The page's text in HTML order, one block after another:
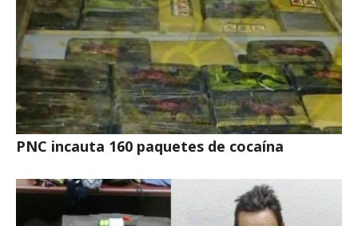
PNC incauta 160 paquetes de cocaína